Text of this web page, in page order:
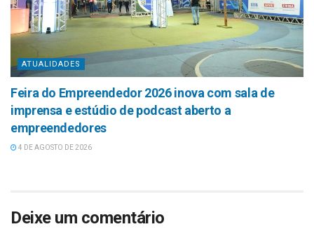
ATUALIDADES
Feira do Empreendedor 2026 inova com sala de
imprensa e estúdio de podcast aberto a
empreendedores
4 DE AGOSTO DE 2026
Deixe um comentário